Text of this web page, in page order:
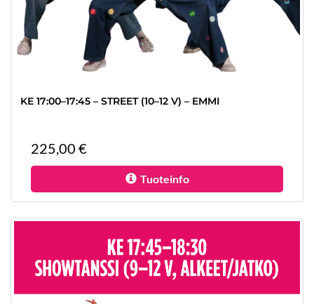
KE 17:00–17:45 – STREET (10–12 V) – EMMI
225,00 €
Tuoteinfo